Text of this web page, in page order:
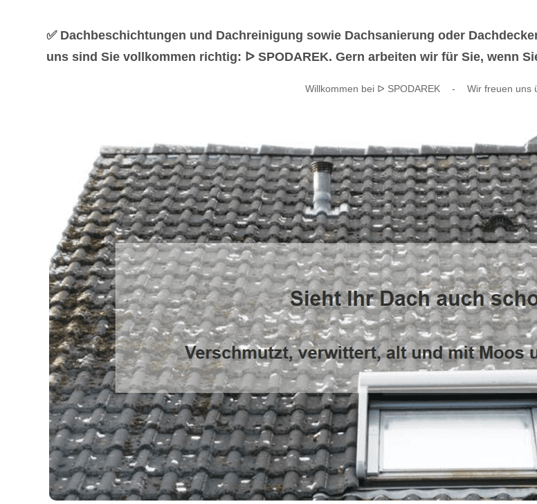
✅ Dachbeschichtungen und Dachreinigung sowie Dachsanierung oder
uns sind Sie vollkommen richtig: ᐅ SPODAREK. Gern arbeiten wir für Sie, wenn
Willkommen bei ᐅ SPODAREK - Wir freuen uns